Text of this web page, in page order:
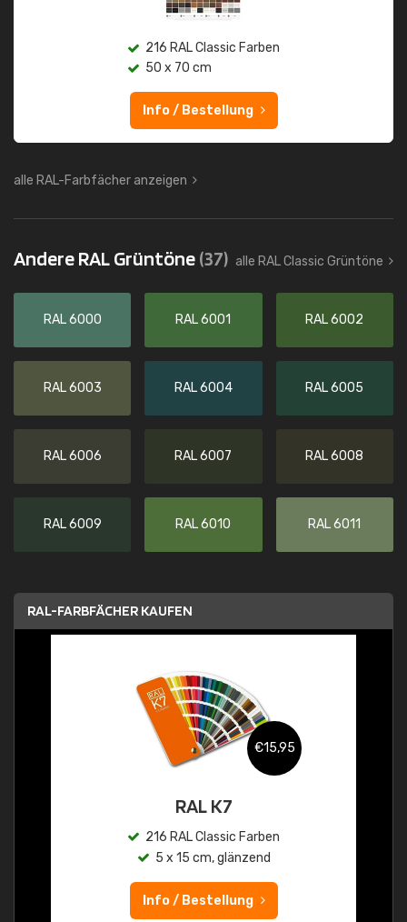
216 RAL Classic Farben
50 x 70 cm
Info / Bestellung
alle RAL-Farbfächer anzeigen
Andere RAL Grüntöne(37) alle RAL Classic Grüntöne
RAL 6000 RAL 6001 RAL 6002
RAL 6003 RAL 6004 RAL 6005
RAL 6006 RAL 6007 RAL 6008
RAL 6009 RAL 6010 RAL 6011
RAL-FARBFÄCHER KAUFEN
€15,95
RAL K7
216 RAL Classic Farben
5 x 15 cm, glänzend
Info / Bestellung